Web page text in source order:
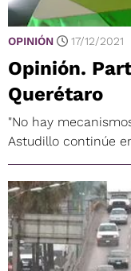
OPINIÓN 17/12/2021
Opinión.
Querétaro
"No hay
Astudillo continúe